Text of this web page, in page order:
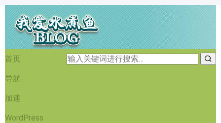
首页
导航
加速
WordPress